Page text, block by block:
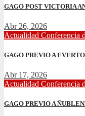
GAGO POST VICTORIA
Abr 26, 2026
Actualidad Conferencia
GAGO PREVIO A
Abr 17, 2026
Actualidad Conferencia
GAGO PREVIO A